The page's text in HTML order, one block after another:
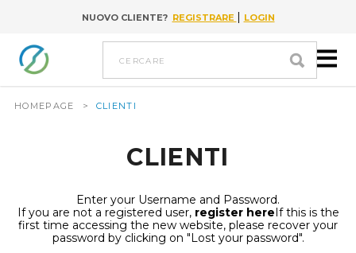
Go to contentNUOVO CLIENTE? REGISTRARE | LOGIN
cercare
HOMEPAGE > CLIENTI
CLIENTI
Enter your Username and Password.
If you are not a registered user, register hereIf this is the
first time accessing the new website, please recover your
password by clicking on "Lost your password".